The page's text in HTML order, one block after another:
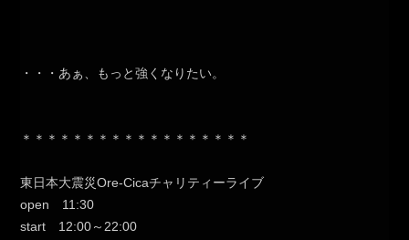
・・・あぁ、もっと強くなりたい。
＊＊＊＊＊＊＊＊＊＊＊＊＊＊＊＊＊＊
東日本大震災Ore-Cicaチャリティーライブ
open 11:30
start 12:00～22:00